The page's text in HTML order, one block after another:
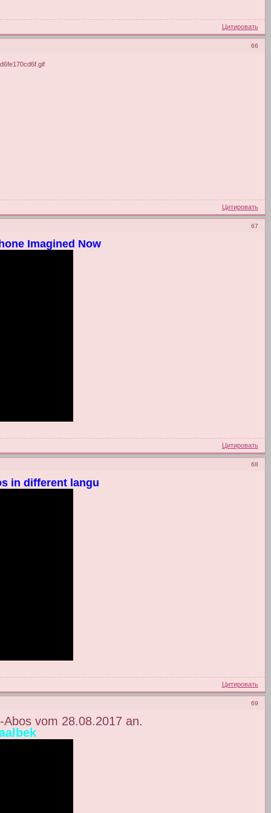
Цитировать
66
Цитировать
67
Imagined Now
Цитировать
68
in different langu
Цитировать
69
vom 28.08.2017 an.